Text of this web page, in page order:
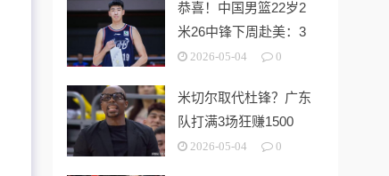
恭喜！中国男篮22岁2
米26中锋下周赴美：3
所NCAA名校相中他
2026-05-04 0
米切尔取代杜锋？广东
队打满3场狂赚1500
万，教练组大洗牌成定
2026-05-04 0